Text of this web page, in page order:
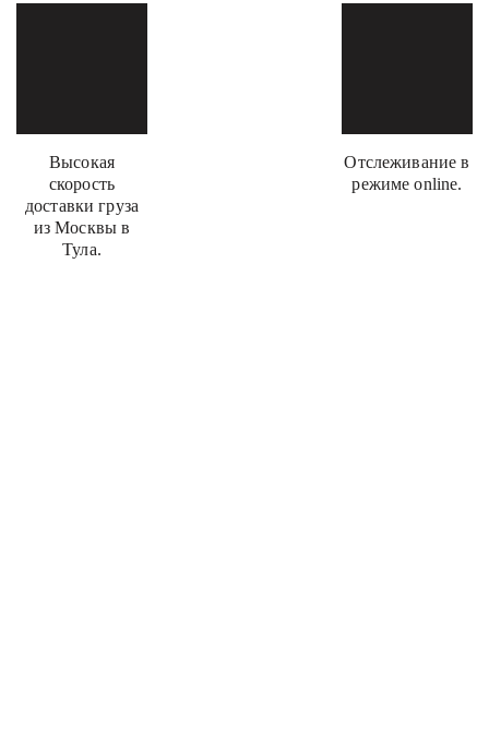
Высокая
скорость
доставки груза
из Москвы в
Тула.
Отслеживание в
режиме online.